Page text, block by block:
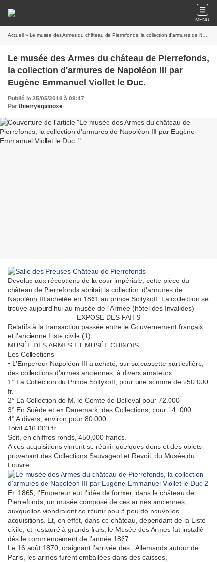
MENU
Accueil » Le musée des Armes du château de Pierrefonds, la collection d'armures de Napoléon III par Eugène-Emmanuel Viollet le Duc.
Le musée des Armes du château de Pierrefonds,
la collection d'armures de Napoléon III par
Eugène-Emmanuel Viollet le Duc.
Publié le 25/05/2019 à 08:47
Par thierryequinoxe
Dévolue aux réceptions de la cour impériale, cette pièce du
château de Pierrefonds abritait la collection d'armures de
Napoléon III achetée en 1861 au prince Soltykoff. La collection se
trouve aujourd'hui au musée de l'Armée (hôtel des Invalides)
EXPOSÉ DES FAITS
Relatifs à la transaction passée entre le Gouvernement français
et l'ancienne Liste civile (1)
MUSÉE DES ARMES ET MUSÉE CHINOIS
Les Collections
• L'Empereur Napoléon III a acheté, sur sa cassette particulière,
des collections d'armes anciennes, à divers amateurs.
1° La Collection du Prince Soltykoff, pour une somme de 250.000
fr.
2° La Collection de M. le Comte de Belleval pour 72.000
3° En Suède et en Danemark, des Collections, pour 14. 000
4° A divers, environ pour 80.000
Total 416.000 fr.
Soit, en chiffres ronds, 450,000 francs.
A ces acquisitions vinrent se réunir quelques dons et des objets
provenant des Collections Sauvageot et Révoil, du Musée du
Louvre.
En 1865, l'Empereur eut l'idée de former, dans le château de
Pierrefonds, un musée composé de ces armes anciennes,
auxquelles viendraient se réunir peu à peu de nouvelles
acquisitions. Et, en effet, dans ce château, dépendant de la Liste
civile, et restauré à grands frais, le Musée des Armes fut installé
dès le commencement de l'année 1867.
Le 16 août 1870, craignant l'arrivée des , Allemands autour de
Paris, les armes furent emballées dans des caisses,